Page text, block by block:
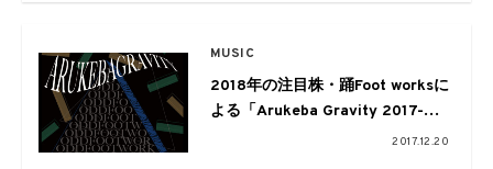
MUSIC
2018年の注目株・踊Foot worksに
よる「Arukeba Gravity 2017-
2020@WOMB大晦日LIVE」開
2017.12.20